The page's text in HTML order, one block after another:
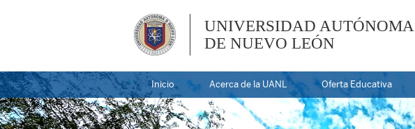
UNIVERSIDAD AUTÓNOMA
DE NUEVO LEÓN
Inicio Acerca de la UANL Oferta Educativa